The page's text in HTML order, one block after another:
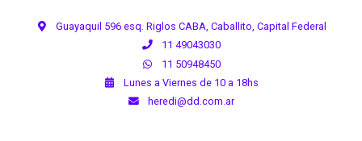
Guayaquil 596 esq. Riglos CABA, Caballito, Capital Federal
11 49043030
11 50948450
Lunes a Viernes de 10 a 18hs
heredi@dd.com.ar